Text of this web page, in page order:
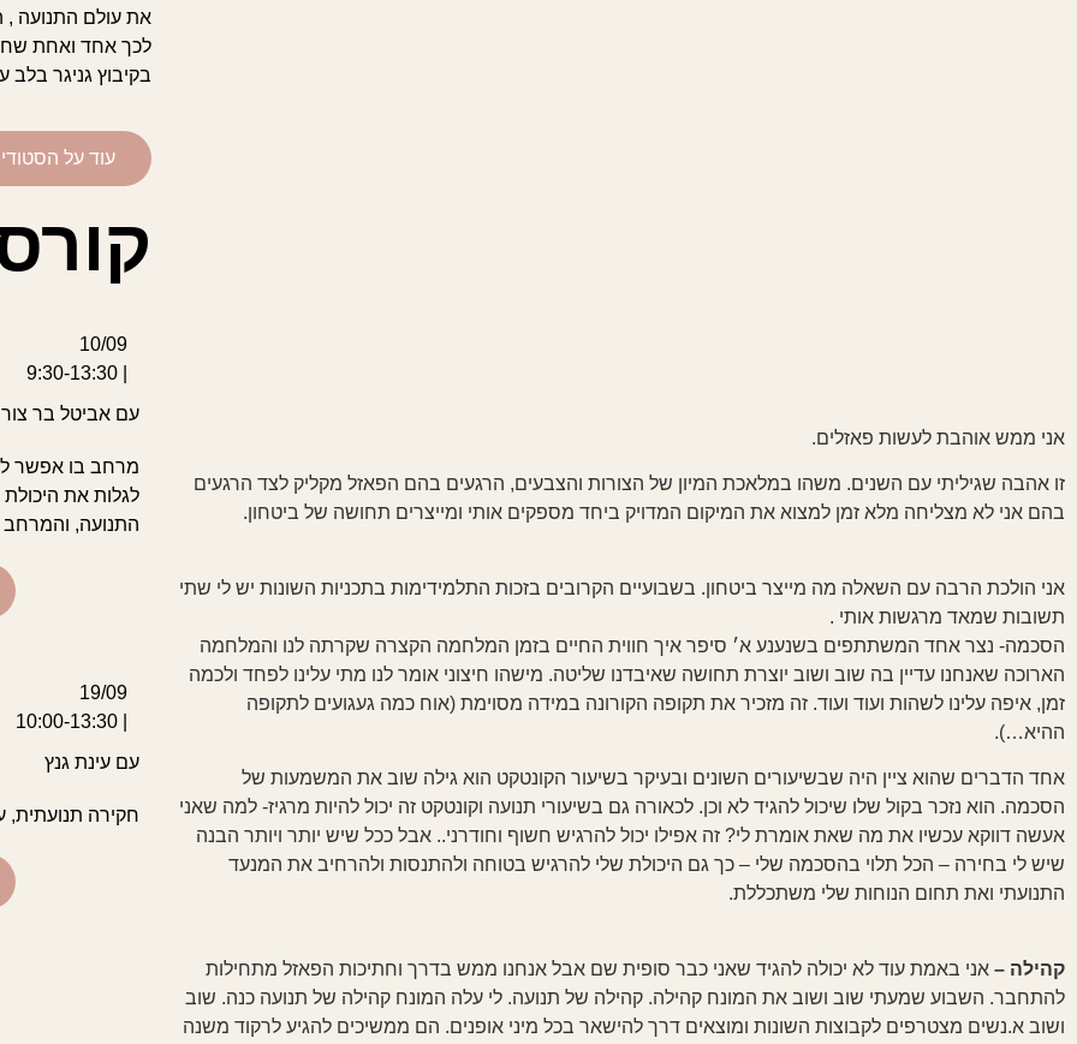
אני ממש אוהבת לעשות פאזלים.
זו אהבה שגיליתי עם השנים. משהו במלאכת המיון של הצורות והצבעים, הרגעים בהם הפאזל מקליק לצד הרגעים
בהם אני לא מצליחה מלא זמן למצוא את המיקום המדויק ביחד מספקים אותי ומייצרים תחושה של ביטחון.
אני הולכת הרבה עם השאלה מה מייצר ביטחון. בשבועיים הקרובים בזכות התלמידימות בתכניות השונות יש לי שתי
תשובות שמאד מרגשות אותי .
הסכמה- נצר אחד המשתתפים בשנענע א׳ סיפר איך חווית החיים בזמן המלחמה הקצרה שקרתה לנו והמלחמה
הארוכה שאנחנו עדיין בה שוב ושוב יוצרת תחושה שאיבדנו שליטה. מישהו חיצוני אומר לנו מתי עלינו לפחד ולכמה
זמן, איפה עלינו לשהות ועוד ועוד. זה מזכיר את תקופה הקורונה במידה מסוימת (אוח כמה געגועים לתקופה
ההיא…).
אחד הדברים שהוא ציין היה שבשיעורים השונים ובעיקר בשיעור הקונטקט הוא גילה שוב את המשמעות של
הסכמה. הוא נזכר בקול שלו שיכול להגיד לא וכן. לכאורה גם בשיעורי תנועה וקונטקט זה יכול להיות מרגיז- למה שאני
אעשה דווקא עכשיו את מה שאת אומרת לי? זה אפילו יכול להרגיש חשוף וחודרני.. אבל ככל שיש יותר ויותר הבנה
שיש לי בחירה – הכל תלוי בהסכמה שלי – כך גם היכולת שלי להרגיש בטוחה ולהתנסות ולהרחיב את המנעד
התנועתי ואת תחום הנוחות שלי משתכללת.
קהילה – אני באמת עוד לא יכולה להגיד שאני כבר סופית שם אבל אנחנו ממש בדרך וחתיכות הפאזל מתחילות
להתחבר. השבוע שמעתי שוב ושוב את המונח קהילה. קהילה של תנועה. לי עלה המונח קהילה של תנועה כנה. שוב
ושוב א.נשים מצטרפים לקבוצות השונות ומוצאים דרך להישאר בכל מיני אופנים. הם ממשיכים להגיע לרקוד משנה
את עולם התנועה ,
לכך אחד ואחת
בקיבוץ גניגר בלב
עוד על
10/09
עם אביטל בר
מרחב בו אפשר
לגלות את
התנועה, והמרחב
19/09
עם עינת גנץ
חקירה תנועתית,